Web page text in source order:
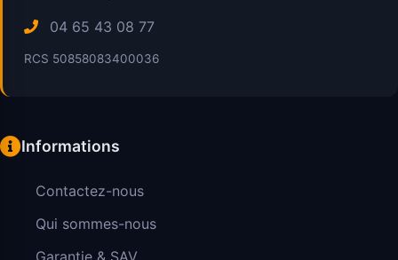
04 65 43 08 77
RCS 50858083400036
Informations
Contactez-nous
Qui sommes-nous
Garantie & SAV